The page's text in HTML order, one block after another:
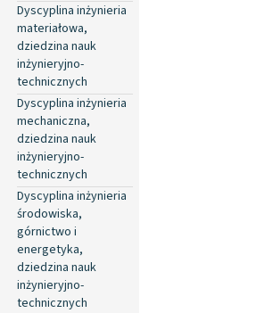
Dyscyplina inżynieria
materiałowa,
dziedzina nauk
inżynieryjno-
technicznych
Dyscyplina inżynieria
mechaniczna,
dziedzina nauk
inżynieryjno-
technicznych
Dyscyplina inżynieria
środowiska,
górnictwo i
energetyka,
dziedzina nauk
inżynieryjno-
technicznych